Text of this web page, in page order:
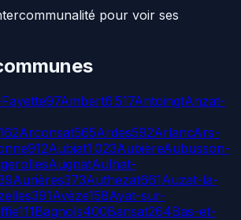
pour voir ses
97Ambert6 517AntoingtAnzat-
Arconsat565Ardes592ArlancArs-
912Aubiat1 023AubièreAubusson-
AugnatAulhat-
Aurières373Authezat661Auzat-la-
391Avèze158Ayat-sur-
111Bagnols400Bansat264Bas-et-